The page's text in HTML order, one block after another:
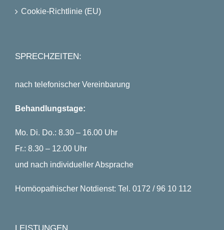
Cookie-Richtlinie (EU)
SPRECHZEITEN:
nach telefonischer Vereinbarung
Behandlungstage:
Mo. Di. Do.: 8.30 – 16.00 Uhr
Fr.: 8.30 – 12.00 Uhr
und nach individueller Absprache
Homöopathischer Notdienst: Tel. 0172 / 96 10 112